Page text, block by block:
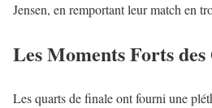
Jensen, en remportant leur match en
Les Moments Forts
Les quarts de finale ont fourni une